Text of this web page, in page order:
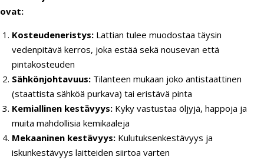
ovat:
Kosteudeneristys: Lattian tulee muodostaa täysin
vedenpitävä kerros, joka estää sekä nousevan että
pintakosteuden
Sähkönjohtavuus: Tilanteen mukaan joko antistaattinen
(staattista sähköä purkava) tai eristävä pinta
Kemiallinen kestävyys: Kyky vastustaa öljyjä, happoja ja
muita mahdollisia kemikaaleja
Mekaaninen kestävyys: Kulutuksenkestävyys ja
iskunkestävyys laitteiden siirtoa varten